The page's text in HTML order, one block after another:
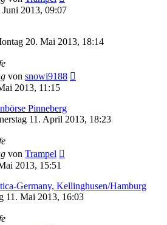
2013, 09:07
20. Mai 2013, 18:14
von snowi9188
2013, 11:15
Pinneberg
11. April 2013, 18:23
von Trampel
2013, 15:51
Germany, Kellinghusen/Hamburg
11. Mai 2013, 16:03